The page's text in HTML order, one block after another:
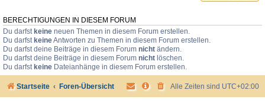
BERECHTIGUNGEN IN DIESEM FORUM
Du darfst keine neuen Themen in diesem Forum erstellen.
Du darfst keineAntworten zu Themen in diesem Forum erstellen.
Du darfst deine Beiträge in diesem Forum nicht ändern.
Du darfst deine Beiträge in diesem Forum nicht löschen.
Du darfst keine Dateianhänge in diesem Forum erstellen.
Startseite Foren-Übersicht Alle Zeiten sind UTC+02:00